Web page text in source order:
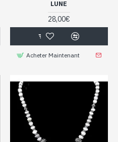
LUNE
28,00€
Acheter Maintenant